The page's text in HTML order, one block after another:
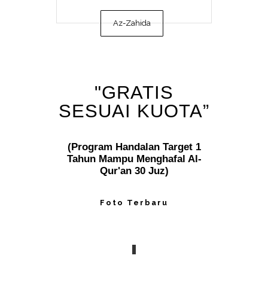
Az-Zahida
"GRATIS
SESUAI KUOTA”
(Program Handalan Target 1
Tahun Mampu Menghafal Al-
Qur'an 30 Juz)
Foto Terbaru